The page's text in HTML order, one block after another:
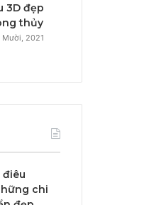
3D đẹp
thủy
Mười, 2021
điêu
chi